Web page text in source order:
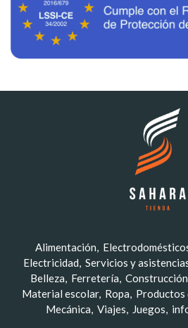
Alimentación
Electricidad Servicios y
Belleza
Ferretería Construcción
Material escolar Ropa Productos
Mecánica Viajes Juegos